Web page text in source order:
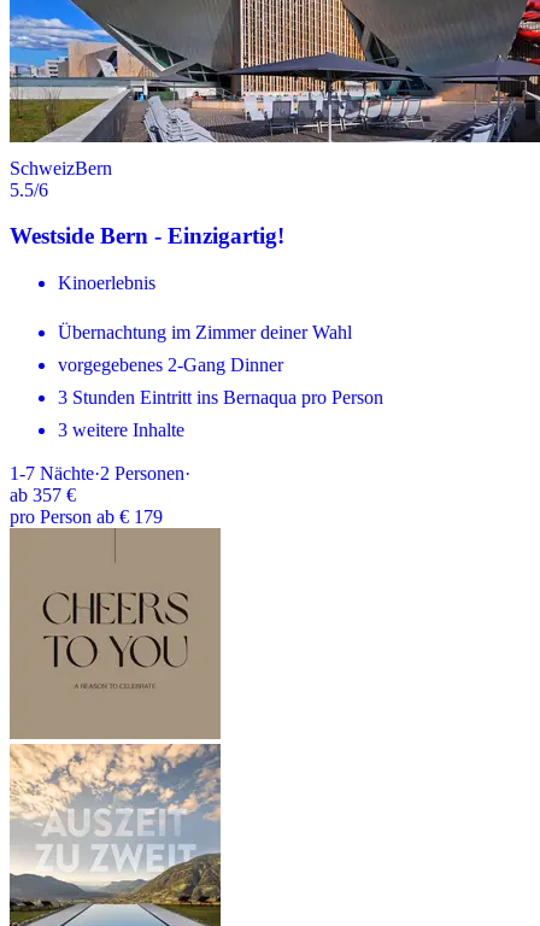
SchweizBern
5.5/6
Westside Bern - Einzigartig!
Kinoerlebnis
Übernachtung im Zimmer deiner Wahl
vorgegebenes 2-Gang Dinner
3 Stunden Eintritt ins Bernaqua pro Person
3 weitere Inhalte
1-7 Nächte·2 Personen·
ab 357 €
pro Person ab € 179